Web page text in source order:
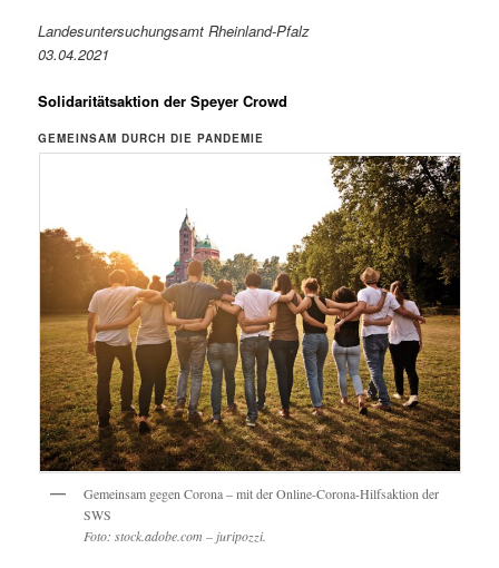
Landesuntersuchungsamt Rheinland-Pfalz
03.04.2021
Solidaritätsaktion der Speyer Crowd
GEMEINSAM DURCH DIE PANDEMIE
Gemeinsam gegen Corona – mit der Online-Corona-Hilfsaktion der
SWS
Foto: stock.adobe.com – juripozzi.